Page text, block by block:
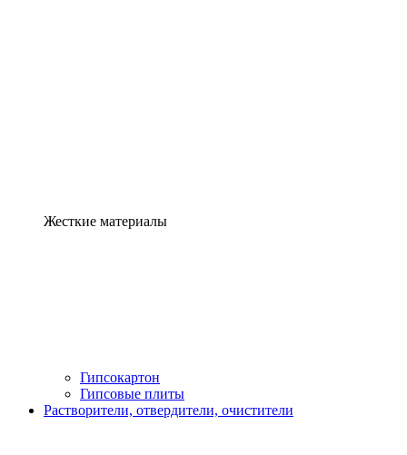
Жесткие материалы
Гипсокартон
Гипсовые плиты
Растворители, отвердители, очистители